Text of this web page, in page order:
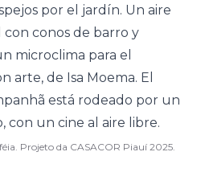
Projeto da CASACOR Piauí 2025.